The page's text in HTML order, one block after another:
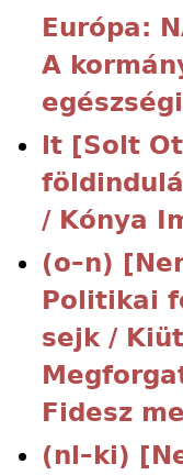
Európa:
A
lt [Solt
/ Kónya
(o–n)
Politikai
sejk /
Fidesz
(nl–ki)